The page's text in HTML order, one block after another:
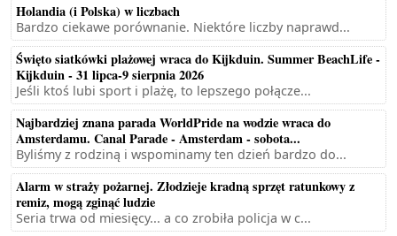
Holandia (i Polska) w liczbach
Bardzo ciekawe porównanie. Niektóre liczby naprawd...
Święto siatkówki plażowej wraca do Kijkduin. Summer BeachLife -
Kijkduin - 31 lipca-9 sierpnia 2026
Jeśli ktoś lubi sport i plażę, to lepszego połącze...
Najbardziej znana parada WorldPride na wodzie wraca do
Amsterdamu. Canal Parade - Amsterdam - sobota...
Byliśmy z rodziną i wspominamy ten dzień bardzo do...
Alarm w straży pożarnej. Złodzieje kradną sprzęt ratunkowy z
remiz, mogą zginąć ludzie
Seria trwa od miesięcy... a co zrobiła policja w c...